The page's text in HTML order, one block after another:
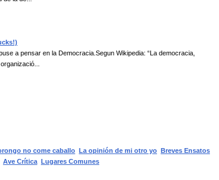
a pensar en la Democracia.Segun Wikipedia: “La democracia,
no come caballo La opinión de mi otro yo Breves Ensatos
Ave Crítica Lugares Comunes